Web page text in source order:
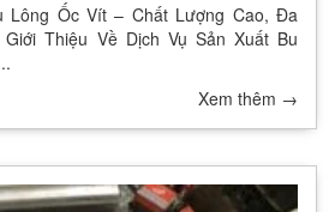
Lông Ốc Vít – Chất Lượng Cao, Đa
Thiệu Về Dịch Vụ Sản Xuất Bu
Xem thêm →